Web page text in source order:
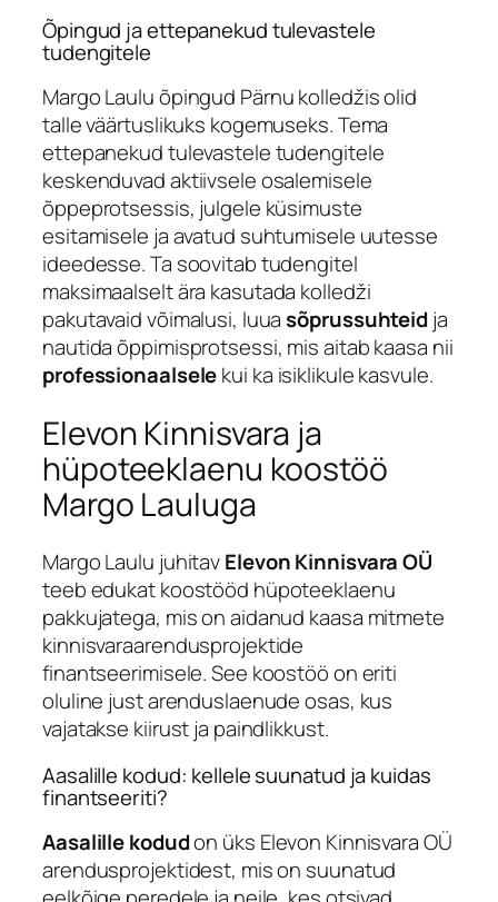
Õpingud ja ettepanekud tulevastele
tudengitele
Margo Laulu õpingud Pärnu kolledžis olid
talle väärtuslikuks kogemuseks. Tema
ettepanekud tulevastele tudengitele
keskenduvad aktiivsele osalemisele
õppeprotsessis, julgele küsimuste
esitamisele ja avatud suhtumisele uutesse
ideedesse. Ta soovitab tudengitel
maksimaalselt ära kasutada kolledži
pakutavaid võimalusi, luuasõprussuhteidja
nautida õppimisprotsessi, mis aitab kaasa nii
professionaalselekui ka isiklikule kasvule.
Elevon Kinnisvara ja
hüpoteeklaenu koostöö
Margo Lauluga
Margo Laulu juhitavElevon Kinnisvara OÜ
teeb edukat koostööd hüpoteeklaenu
pakkujatega, mis on aidanud kaasa mitmete
kinnisvaraarendusprojektide
finantseerimisele. See koostöö on eriti
oluline just arenduslaenude osas, kus
vajatakse kiirust ja paindlikkust.
Aasalille kodud: kellele suunatud ja kuidas
finantseeriti?
Aasalille kodudon üks Elevon Kinnisvara OÜ
arendusprojektidest, mis on suunatud